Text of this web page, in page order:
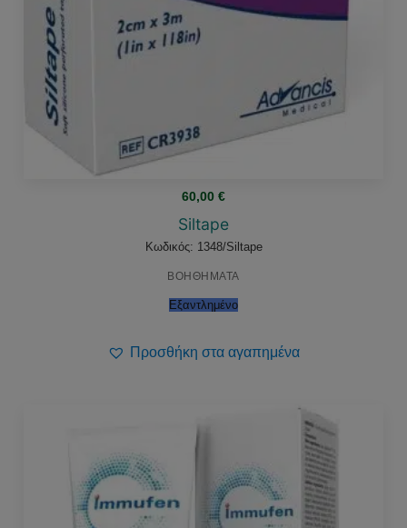
60,00 €
Siltape
Κωδικός: 1348/Siltape
ΒΟΗΘΗΜΑΤΑ
Εξαντλημένο
Προσθήκη στα αγαπημένα